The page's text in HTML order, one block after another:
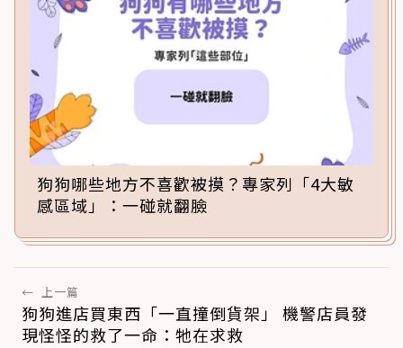
狗狗哪些地方不喜歡被摸？專家列「4大敏
感區域」：一碰就翻臉
← 上一篇
狗狗進店買東西「一直撞倒貨架」 機警店員發
現怪怪的救了一命：牠在求救